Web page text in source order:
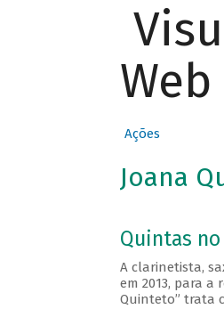
Web
Ações
Joana
Quintas no
A clarinetista,
em 2013, para
Quinteto” trata